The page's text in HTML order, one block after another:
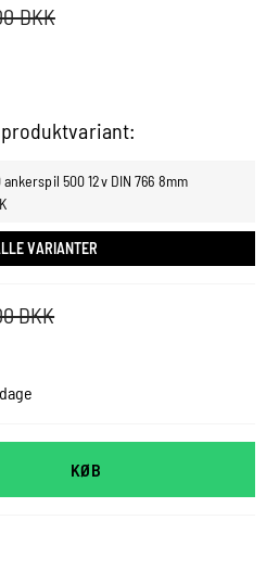
DKK
500 12v DIN 766 8mm
VARIANTER
DKK
KØB